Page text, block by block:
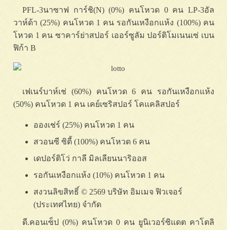
PFL-3นาซาฟ การ์ชิ(N) (0%) คนโหวด 0 คน LP-3อัล
วาห์ด้า (25%) คนโหวด 1 คน รอกันเหงือกแห้ง (100%) คน
โหวด 1 คน ซาคาร์ย่าสปอร์ เออร์ซูลัม ปอร์ติโมเนนเซ่ เบน
ฟิก้า B
เฟเนร์บาห์เช่ (60%) คนโหวด 6 คน รอกันเหงือกแห้ง
(50%) คนโหวด 1 คน เคย์เซริสปอร์ โคแคลิสปอร์
อองเช่ร์ (25%) คนโหวด 1 คน
สวอนซี ซิตี้ (100%) คนโหวด 6 คน
เดปอร์ติโว่ กาลี มิลเลียนนาริออส
รอกันเหงือกแห้ง (10%) คนโหวด 1 คน
สงวนลิขสิทธิ์ © 2569 บริษัท อิมเมจ ฟิวเจอร์
(ประเทศไทย) จำกัด
ดี.คอนเซ็ป (0%) คนโหวด 0 คน ยูนิเวอร์ซิแดต คาโตลิ